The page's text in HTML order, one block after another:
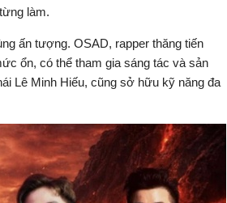
làm.
ấn tượng. OSAD, rapper thăng tiến
ổn, có thể tham gia sáng tác và sản
Lê Minh Hiếu, cũng sở hữu kỹ năng đa